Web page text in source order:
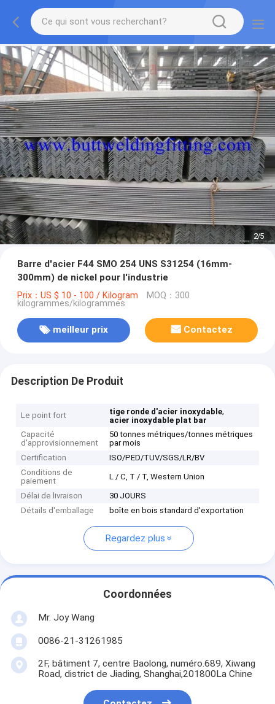
2/5
Barre d'acier F44 SMO 254 UNS S31254 (16mm-
300mm) de nickel pour l'industrie
Prix：US $ 10 - 100 / Kilogram MOQ：300
kilogrammes/kilogrammes
meilleur prix Contactez
Description De Produit
Le point fort tige ronde d'acier inoxydable,
acier inoxydable plat bar
Capacité
d'approvisionnement
50 tonnes métriques/tonnes métriques
par mois
Certification
ISO/PED/TUV/SGS/LR/BV
Conditions de
paiement
L / C, T / T, Western Union
Délai de livraison
30 JOURS
Détails d'emballage
boîte en bois standard d'exportation
Regardez plus
Coordonnées
Mr. Joy Wang
0086-21-31261985
2F, bâtiment 7, centre Baolong, numéro.689, Xiwang
Road, district de Jiading, Shanghai,201800La Chine